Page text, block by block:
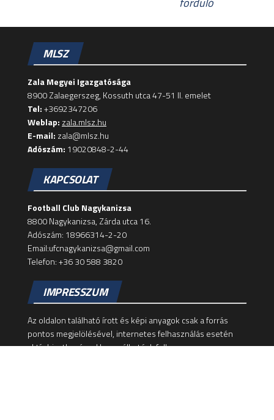
MLSZ
Zala Megyei Igazgatósága
8900 Zalaegerszeg, Kossuth utca 47-51 II. emelet
Tel:+3692347206
Weblap: zala.mlsz.hu
E-mail: zala@mlsz.hu
Adószám: 19020848-2-44
KAPCSOLAT
Football Club Nagykanizsa
8800 Nagykanizsa, Zárda utca 16.
Adószám: 18966314-2-20
Email:ufcnagykanizsa@gmail.com
Telefon: +36 30 588 3820
IMPRESSZUM
Az oldalon található írott és képi anyagok csak a forrás
pontos megjelölésével, internetes felhasználás esetén
aktív hivatkozással használhatóak fel!